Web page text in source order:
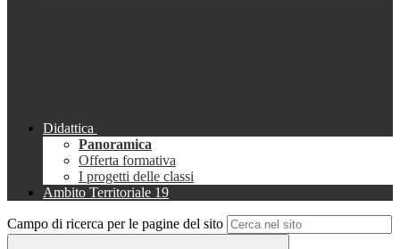
Didattica
Panoramica
Offerta formativa
I progetti delle classi
Ambito Territoriale 19
Campo di ricerca per le pagine del sito